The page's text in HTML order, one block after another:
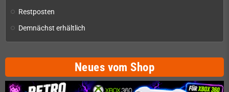
Restposten
Demnächst erhältlich
Neues vom Shop